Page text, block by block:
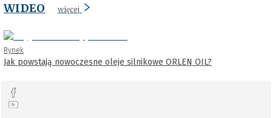
WIDEO więcej
Rynek
Jak powstają nowoczesne oleje silnikowe ORLEN OIL?